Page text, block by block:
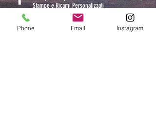
Stampe e Ricami Personalizzati
Phone Email Instagram